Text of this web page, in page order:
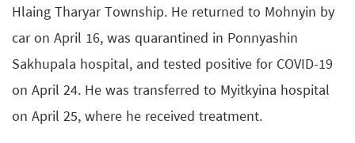
Hlaing Tharyar Township. He returned to Mohnyin by
car on April 16, was quarantined in Ponnyashin
Sakhupala hospital, and tested positive for COVID-19
on April 24. He was transferred to Myitkyina hospital
on April 25, where he received treatment.